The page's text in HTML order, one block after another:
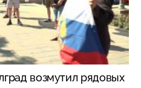
возмутил рядовых